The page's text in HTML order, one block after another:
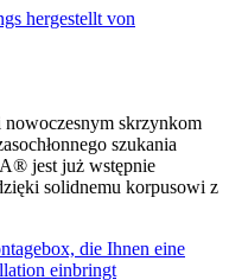
nowoczesnym skrzynkom
szukania
jest już wstępnie
solidnemu korpusowi z